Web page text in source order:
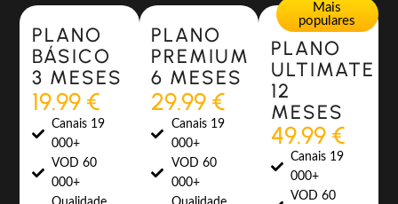
Most Popular
PLANO
BÁSICO
3 MESES
19.99 €
Canais 19
000+
VOD 60
000+
Most Popular
PLANO
PREMIUM
6 MESES
29.99 €
Canais 19
000+
VOD 60
000+
Mais
populares
PLANO
ULTIMATE
12
MESES
49.99 €
Canais 19
000+
VOD 60